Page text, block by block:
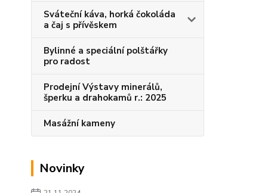
Sváteční káva, horká čokoláda
a čaj s přívěskem
Bylinné a speciální polštářky
pro radost
Prodejní Výstavy minerálů,
šperku a drahokamů r.: 2025
Masážní kameny
Novinky